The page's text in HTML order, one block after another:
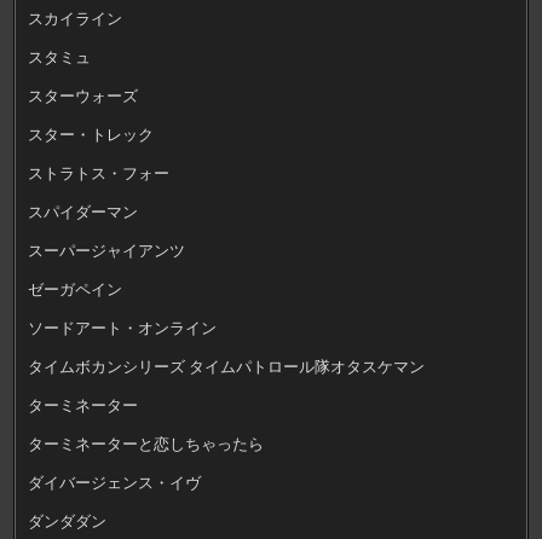
スカイライン
スタミュ
スターウォーズ
スター・トレック
ストラトス・フォー
スパイダーマン
スーパージャイアンツ
ゼーガペイン
ソードアート・オンライン
タイムボカンシリーズ タイムパトロール隊オタスケマン
ターミネーター
ターミネーターと恋しちゃったら
ダイバージェンス・イヴ
ダンダダン